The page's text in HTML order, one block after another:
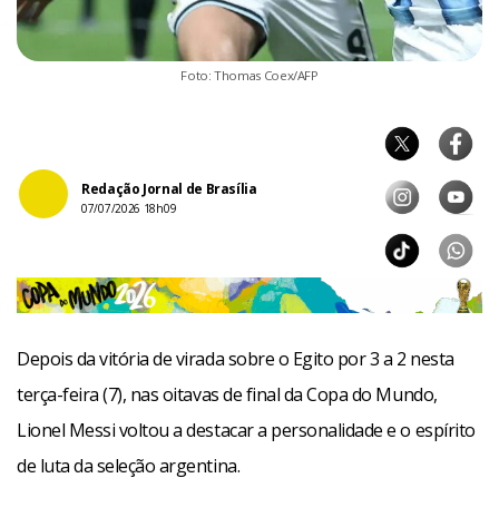
Foto: Thomas Coex/AFP
Redação Jornal de Brasília
07/07/2026 18h09
Depois da vitória de virada sobre o Egito por 3 a 2 nesta
terça-feira (7), nas oitavas de final da Copa do Mundo,
Lionel Messi voltou a destacar a personalidade e o espírito
de luta da seleção argentina.